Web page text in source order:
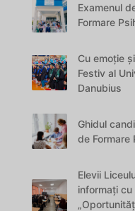
Examenul
Formare
Cu emoție
Festiv al
Danubius
Ghidul
de Formare
Elevii
informați cu